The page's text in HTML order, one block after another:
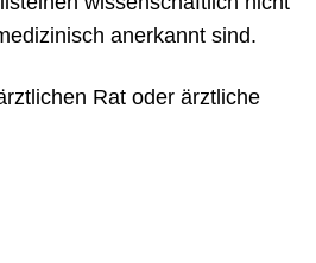
anerkannt sind.
Rat oder ärztliche